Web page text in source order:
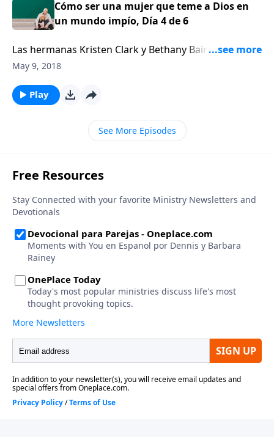
acogieron las mentiras del mundo sobre la belleza y
el empoderamiento, solo para terminar con el
Cómo ser una mujer que teme a Dios en
un mundo impío, Día 4 de 6
Las hermanas Kristen Clark y Bethany Baird
recuerdan su aventura en el modelaje. Aunque Clark
abierta en el mundo del modelaje, lo que
descubrieron en el interior de esa industria les hizo
decidir cerrar la puerta y alejarse para siempre, con
sus estándares intactos.
May 9, 2018
Play
See More Episodes